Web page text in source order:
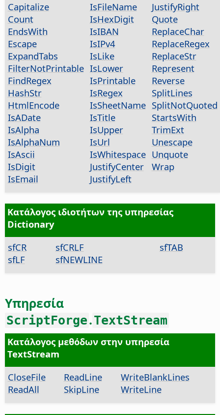
Capitalize
Count
EndsWith
Escape
ExpandTabs
FilterNotPrintable
FindRegex
HashStr
HtmlEncode
IsADate
IsAlpha
IsAlphaNum
IsAscii
IsDigit
IsEmail
IsFileName
IsHexDigit
IsIBAN
IsIPv4
IsLike
IsLower
IsPrintable
IsRegex
IsSheetName
IsTitle
IsUpper
IsUrl
IsWhitespace
JustifyCenter
JustifyLeft
JustifyRight
Quote
ReplaceChar
ReplaceRegex
ReplaceStr
Represent
Reverse
SplitLines
SplitNotQuoted
StartsWith
TrimExt
Unescape
Unquote
Wrap
Κατάλογος ιδιοτήτων της υπηρεσίας
Dictionary
sfCR
sfLF
sfCRLF
sfNEWLINE
sfTAB
Υπηρεσία
ScriptForge.TextStream
Κατάλογος μεθόδων στην υπηρεσία
TextStream
CloseFile
ReadAll
ReadLine
SkipLine
WriteBlankLines
WriteLine